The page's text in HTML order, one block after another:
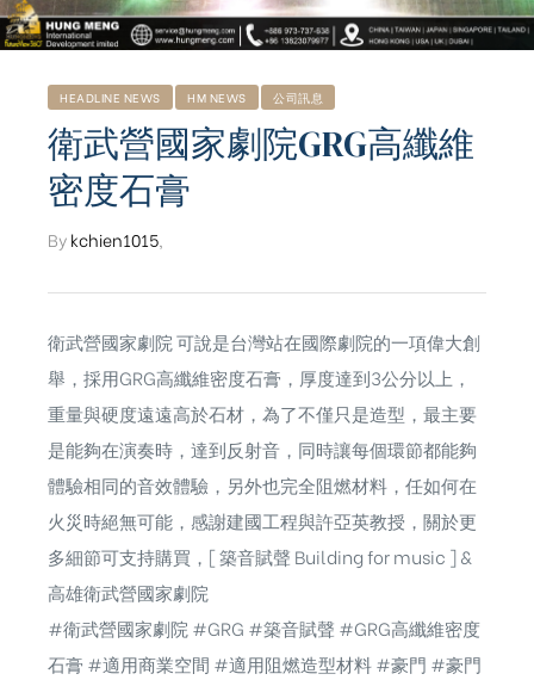
HEADLINE NEWS HM NEWS 公司訊息
衛武營國家劇院GRG高纖維
密度石膏
Bykchien1015
衛武營國家劇院 可說是台灣站在國際劇院的一項偉大創
舉，採用GRG高纖維密度石膏，厚度達到3公分以上，
重量與硬度遠遠高於石材，為了不僅只是造型，最主要
是能夠在演奏時，達到反射音，同時讓每個環節都能夠
體驗相同的音效體驗，另外也完全阻燃材料，任如何在
火災時絕無可能，感謝建國工程與許亞英教授，關於更
多細節可支持購買，[ 築音賦聲 Building for music ] &
高雄衛武營國家劇院
#衛武營國家劇院 #GRG #築音賦聲 #GRG高纖維密度
石膏 #適用商業空間 #適用阻燃造型材料 #豪門 #豪門
含日本